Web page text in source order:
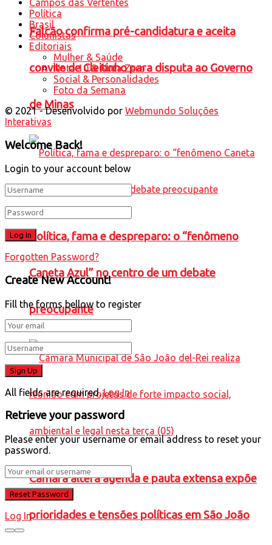
Falcão confirma pré-candidatura e aceita
convite de Cleitinho para disputa ao Governo
de Minas
Política, fama e despreparo: o “fenômeno
Caneta Azul” no centro de um debate
preocupante
Câmara altera agenda e pauta extensa expõe
prioridades e tensões políticas em São João
Campos das Vertentes
Política
Brasil
Colunistas
Editoriais
Mulher & Saúde
Nota 10 & Nota Zero
Social & Personalidades
Foto da Semana
© 2021 - Desenvolvido por Webmundo Soluções
Interativas
Welcome Back!
Login to your account below
Forgotten Password?
Create New Account!
Fill the forms bellow to register
All fields are required. Log In
Retrieve your password
Please enter your username or email address to reset your
password.
Log In